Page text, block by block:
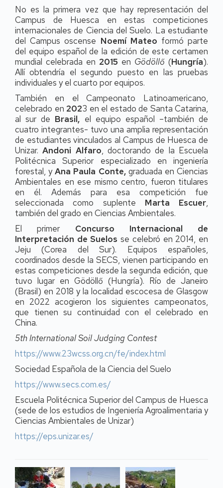
No es la primera vez que hay representación del
Campus de Huesca en estas competiciones
internacionales de Ciencia del Suelo. La estudiante
del Campus oscense Noemí Mateo formó parte
del equipo español de la edición de este certamen
mundial celebrada en 2015 en Gödöllő (Hungría).
Allí obtendría el segundo puesto en las pruebas
individuales y el cuarto por equipos.
También en el Campeonato Latinoamericano,
celebrado en 2023 en el estado de Santa Catarina,
al sur de Brasil, el equipo español –también de
cuatro integrantes- tuvo una amplia representación
de estudiantes vinculados al Campus de Huesca de
Unizar.Andoni Alfaro, doctorando de la Escuela
Politécnica Superior especializado en ingeniería
forestal, yAna Paula Conte,graduada en Ciencias
Ambientales en ese mismo centro, fueron titulares
en él. Además para esa competición fue
seleccionada como suplente Marta Escuer,
también del grado en Ciencias Ambientales.
El primer Concurso Internacional de
Interpretación de Suelos se celebró en 2014, en
Jeju (Corea del Sur). Equipos españoles,
coordinados desde la SECS, vienen participando en
estas competiciones desde la segunda edición, que
tuvo lugar en Gödöllő (Hungría). Río de Janeiro
(Brasil) en 2018 y la localidad escocesa de Glasgow
en 2022 acogieron los siguientes campeonatos,
que tienen su continuidad con el celebrado en
China.
5th International Soil Judging Contest
https://www.23wcss.org.cn/fe/index.html
Sociedad Española de la Ciencia del Suelo
https://www.secs.com.es/
Escuela Politécnica Superior del Campus de Huesca
(sede de los estudios de Ingeniería Agroalimentaria y
Ciencias Ambientales de Unizar)
https://eps.unizar.es/